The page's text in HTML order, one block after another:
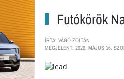
Futókörök
ÍRTA: VÁGÓ ZOLTÁN
MEGJELENT: 2026. MÁJUS 16.